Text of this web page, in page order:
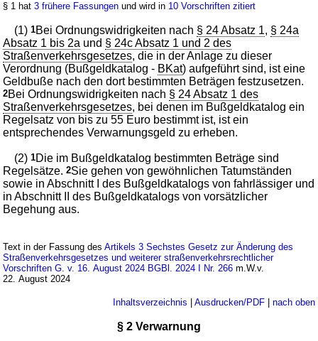
§ 1 hat3 frühere Fassungen und wird in 10 Vorschriften zitiert
(1)1Bei Ordnungswidrigkeiten nach § 24 Absatz 1, § 24a
Absatz 1 bis 2a und § 24c Absatz 1 und 2 des
Straßenverkehrsgesetzes, die in der Anlage zu dieser
Verordnung (Bußgeldkatalog - BKat) aufgeführt sind, ist eine
Geldbuße nach den dort bestimmten Beträgen festzusetzen.
2Bei Ordnungswidrigkeiten nach § 24 Absatz 1 des
Straßenverkehrsgesetzes, bei denen im Bußgeldkatalog ein
Regelsatz von bis zu 55 Euro bestimmt ist, ist ein
entsprechendes Verwarnungsgeld zu erheben.
(2)1Die im Bußgeldkatalog bestimmten Beträge sind
Regelsätze.2Sie gehen von gewöhnlichen Tatumständen
sowie in Abschnitt I des Bußgeldkatalogs von fahrlässiger und
in Abschnitt II des Bußgeldkatalogs von vorsätzlicher
Begehung aus.
Text in der Fassung desArtikels 3 Sechstes Gesetz zur Änderung des
Straßenverkehrsgesetzes und weiterer straßenverkehrsrechtlicher
Vorschriften G. v. 16. August 2024 BGBl. 2024 I Nr. 266 m.W.v.
22. August 2024
Inhaltsverzeichnis | Ausdrucken/PDF| nach oben
§ 2 Verwarnung